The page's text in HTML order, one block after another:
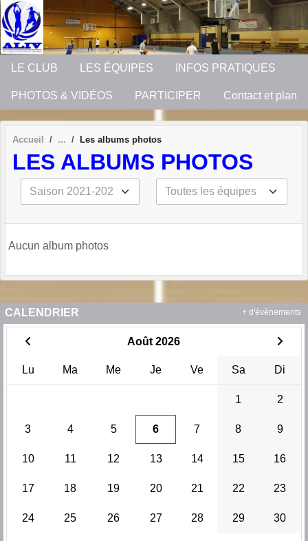
LE CLUB LES ÉQUIPES INFOS PRATIQUES
PHOTOS & VIDÉOS PARTICIPER Contact et plan
Accueil Les albums photos
LES ALBUMS PHOTOS
Aucun album photos
CALENDRIER
Août 2026
Lu Ma Me Je Ve Sa Di
1 2
3 4 5 6 7 8 9
10 11 12 13 14 15 16
17 18 19 20 21 22 23
24 25 26 27 28 29 30
+ d'évènements
Panneau de gestion des cookies